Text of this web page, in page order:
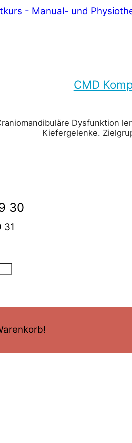
CMD
Dysfunktion
Kiefergelenke.
30
31